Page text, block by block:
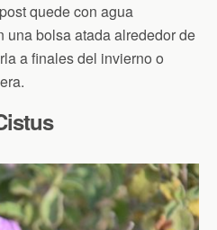
quede con agua
una bolsa atada alrededor de
a finales del invierno o